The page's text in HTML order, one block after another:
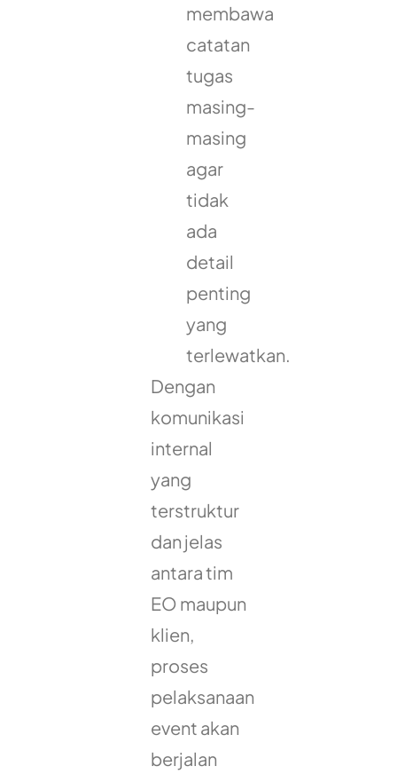
membawa
catatan
tugas
masing-
masing
agar
tidak
ada
detail
penting
yang
terlewatkan.
Dengan
komunikasi
internal
yang
terstruktur
dan jelas
antara tim
EO maupun
klien,
proses
pelaksanaan
event akan
berjalan